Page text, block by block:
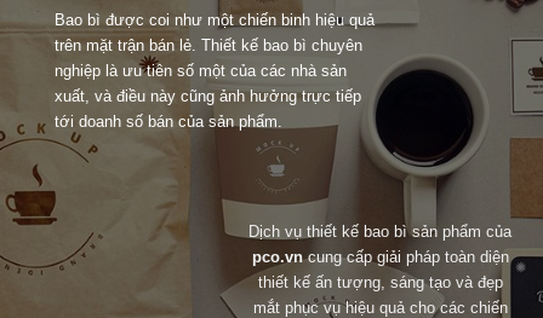
Bao bì được coi như một chiến binh hiệu quả
trên mặt trận bán lẻ. Thiết kế bao bì chuyên
nghiệp là ưu tiên số một của các nhà sản
xuất, và điều này cũng ảnh hưởng trực tiếp
tới doanh số bán của sản phẩm.
Dịch vụ thiết kế bao bì sản phẩm của
pco.vncung cấp giải pháp toàn diện
thiết kế ấn tượng, sáng tạo và đẹp
mắt phục vụ hiệu quả cho các chiến